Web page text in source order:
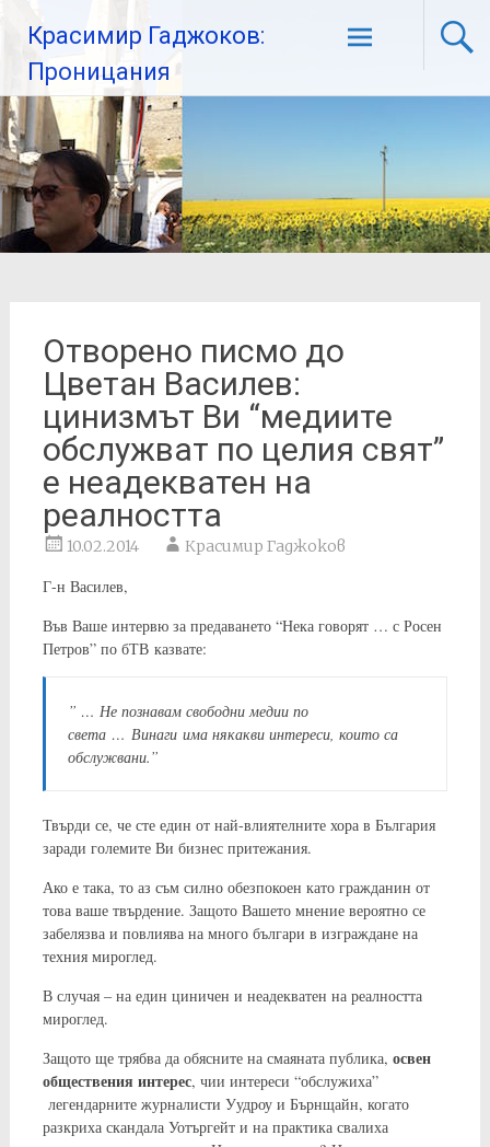
Красимир Гаджоков:
Проницания
Отворено писмо до
Цветан Василев:
цинизмът Ви “медиите
обслужват по целия свят”
е неадекватен на
реалността
10.02.2014 Красимир Гаджоков
Г-н Василев,
Във Ваше интервю за предаването “Нека говорят … с Росен
Петров” по бТВ казвате:
” … Не познавам свободни медии по
света … Винаги има някакви интереси, които са
обслужвани.”
Твърди се, че сте един от най-влиятелните хора в България
заради големите Ви бизнес притежания.
Ако е така, то аз съм силно обезпокоен като гражданин от
това ваше твърдение. Защото Вашето мнение вероятно се
забелязва и повлиява на много българи в изграждане на
техния мироглед.
В случая – на един циничен и неадекватен на реалността
мироглед.
Защото ще трябва да обясните на смаяната публика, освен
обществения интерес, чии интереси “обслужиха”
легендарните журналисти Уудроу и Бърнщайн, когато
разкриха скандала Уотъргейт и на практика свалиха